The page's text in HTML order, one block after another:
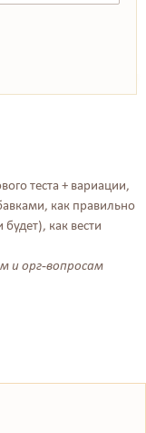
теста + вариации,
как правильно
как вести
и орг-вопросам